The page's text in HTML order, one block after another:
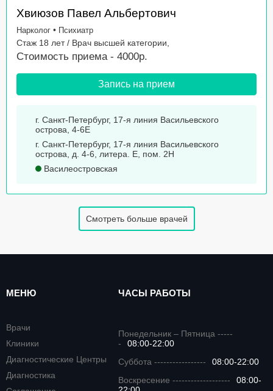
Хвиюзов Павел Альбертович
Нарколог • Психиатр
Стаж 18 лет / Врач высшей категории,
Стоимость приема - 4000р.
Запись на прием
г. Санкт-Петербург, 17-я линия Васильевского
острова, 4-6Е
г. Санкт-Петербург, 17-я линия Васильевского
острова, д. 4-6, литера. Е, пом. 2Н
Василеостровская
Смотреть больше врачей
МЕНЮ
Врачи
Клиники
Диагностические Центры
Диагностика
ЧАСЫ РАБОТЫ
Понедельник – Пятница -----
-
08:00-22:00
Суббота -----------------
08:00-22:00
Воскресение -------------------
08:00-